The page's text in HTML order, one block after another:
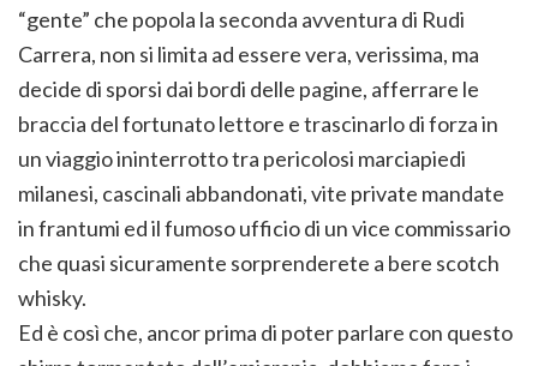
“gente” che popola la seconda avventura di Rudi
Carrera, non si limita ad essere vera, verissima, ma
decide di sporsi dai bordi delle pagine, afferrare le
braccia del fortunato lettore e trascinarlo di forza in
un viaggio ininterrotto tra pericolosi marciapiedi
milanesi, cascinali abbandonati, vite private mandate
in frantumi ed il fumoso ufficio di un vice commissario
che quasi sicuramente sorprenderete a bere scotch
whisky.
Ed è così che, ancor prima di poter parlare con questo